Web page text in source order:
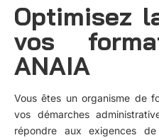
Optimisez
vos
ANAIA
Vous êtes un organisme de
vos démarches
répondre aux exigences